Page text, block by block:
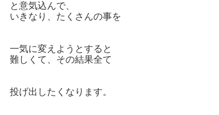
と意気込んで、
いきなり、たくさんの事を
一気に変えようとすると
難しくて、 その結果全て
投げ出したくなります。